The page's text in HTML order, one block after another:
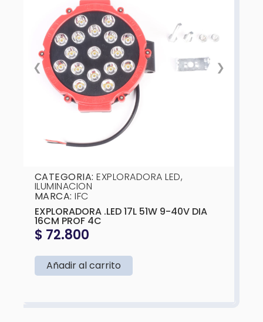
❮ ❯
CATEGORIA:EXPLORADORA LED,
ILUMINACION
MARCA:IFC
EXPLORADORA .LED 17L 51W 9-40V DIA
16CM PROF 4C
$72.800
Añadir al carrito